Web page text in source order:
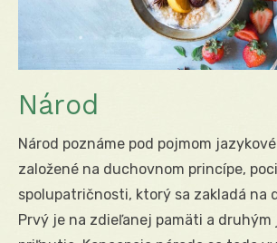
Národ
Národ poznáme pod pojmom
založené na duchovnom princípe,
spolupatričnosti, ktorý sa zakladá na
Prvý je na zdieľanej pamäti a druhým